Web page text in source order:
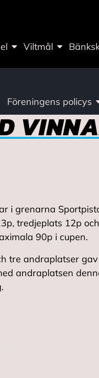
Viltmål
Föreningens policys
grenarna
tredjeplats 12p
90p i cupen.
tre andraplatser
andraplatsen